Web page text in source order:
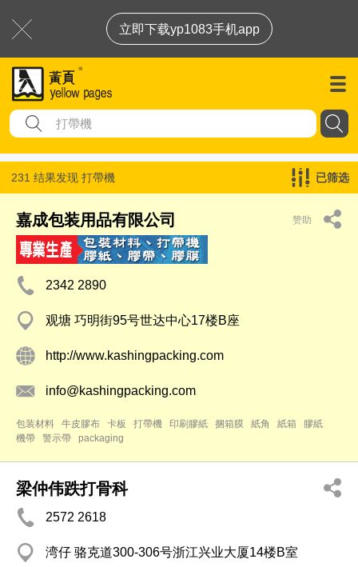
立即下载yp1083手机app
231 结果发现 打帶機 已筛选
嘉成包装用品有限公司 赞助
2342 2890
观塘 巧明街95号世达中心17楼B座
http://www.kashingpacking.com
info@kashingpacking.com
包装材料 牛皮膠布 卡板 打帶機 印刷膠紙 捆箱膜 紙角 紙箱
膠紙
機帶
警示帶 packaging
梁仲伟跌打骨科
2572 2618
湾仔 骆克道300-306号浙江兴业大厦14楼B室